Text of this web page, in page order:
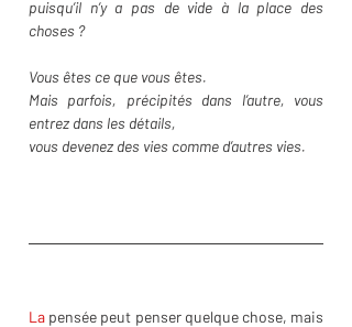
puisqu’il n’y a pas de vide à la place des
choses ?
Vous êtes ce que vous êtes.
Mais parfois, précipités dans l’autre, vous
entrez dans les détails,
vous devenez des vies comme d’autres vies.
La pensée peut penser quelque chose, mais